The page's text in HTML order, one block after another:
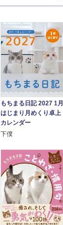
もちまる日記 2027 1月
はじまり月めくり卓上
カレンダー
下僕